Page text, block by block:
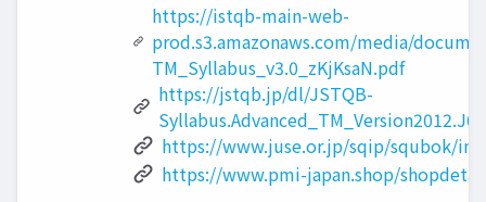
https://istqb-main-web-
prod.s3.amazonaws.com/media/
TM_Syllabus_v3.0_zKjKsaN.pdf
https://jstqb.jp/dl/JSTQB-
https://www.juse.or.jp/sqip/squbok/
https://www.pmi-japan.shop/